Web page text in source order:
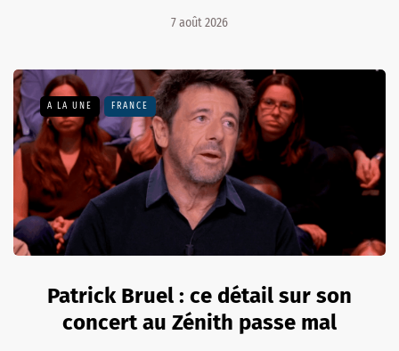
7 août 2026
A LA UNE FRANCE
Patrick Bruel : ce détail sur son
concert au Zénith passe mal